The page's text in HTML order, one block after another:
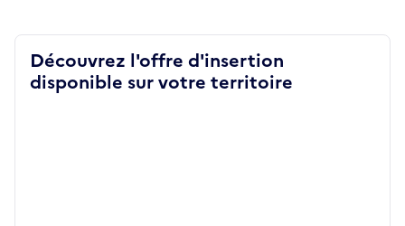
Découvrez l'offre d'insertion
disponible sur votre territoire